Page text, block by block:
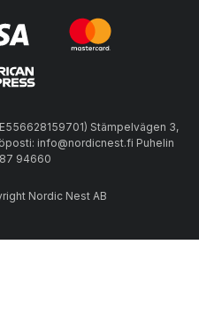
Stämpelvägen 3,
info@nordicnest.fi Puhelin
94660
Nordic Nest AB